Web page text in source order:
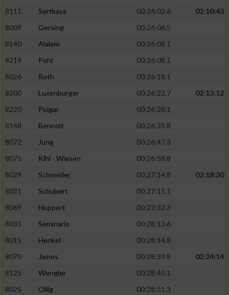
8111
Sertkaya 00:26:02.6
02:10:43
8009
Gersing
00:26:06.5
8140
Alalem
00:26:08.1
8219
Pohl
00:26:08.1
8026
Roth
00:26:18.1
8200
Luxenburger 00:26:22.7
02:13:12
8220
Polgar
00:26:28.1
8148
Bennoit
00:26:35.8
8072
Jung
00:26:47.3
8075
Kihl - Wiesen
00:26:58.8
8029
Schneider 00:27:14.8
02:18:30
8031
Schubert
00:27:15.1
8069
Huppert
00:27:32.3
8033
Seminario
00:28:13.6
8015
Henkel
00:28:14.8
8070
James 00:28:39.8
02:24:14
8125
Wengler
00:28:40.1
8025
Ollig 00:28:51.3